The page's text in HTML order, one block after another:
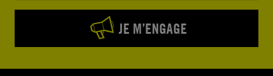
JE M’ENGAGE